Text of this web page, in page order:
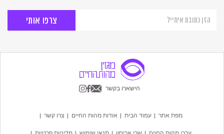
לניוזלטר
החיים
הישארו בקשר
מפת אתר עמוד הבית אודות מהות החיים צרו קשר